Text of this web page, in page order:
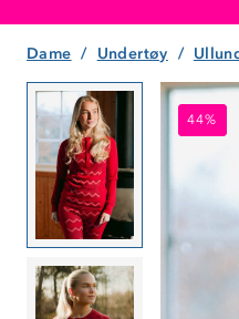
Dame Undertøy
44%
44%